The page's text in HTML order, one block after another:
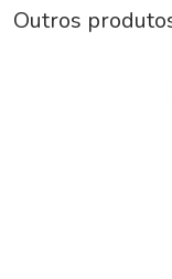
Outros